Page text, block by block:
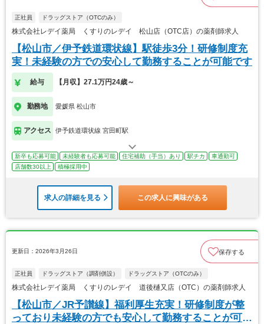
正社員 ドラッグストア（OTCのみ）
株式会社レデイ薬局 くすりのレデイ 松山店（OTC店）の薬剤師求人
【松山市／伊予鉄道環状線】駅徒歩3分！研修制度充
実！未経験の方での安心して勤務することが可能です
給与 【月収】27.1万円24歳～
勤務地 愛媛県 松山市
アクセス 伊予鉄道環状線 宮田町駅
新卒も応募可能 未経験者も応募可能 住宅補助（手当）あり 駅チカ
車通勤可
店舗数30以上
積極採用中
求人の詳細を見る この求人に興味がある
更新日：2026年3月26日 保存する
正社員 ドラッグストア（調剤併設） ドラッグストア（OTCのみ）
株式会社レデイ薬局 くすりのレデイ 道後樋又店（OTC）の薬剤師求人
【松山市／JR予讃線】福利厚生充実！研修制度が整
っており未経験の方でも安心して勤務することが可能